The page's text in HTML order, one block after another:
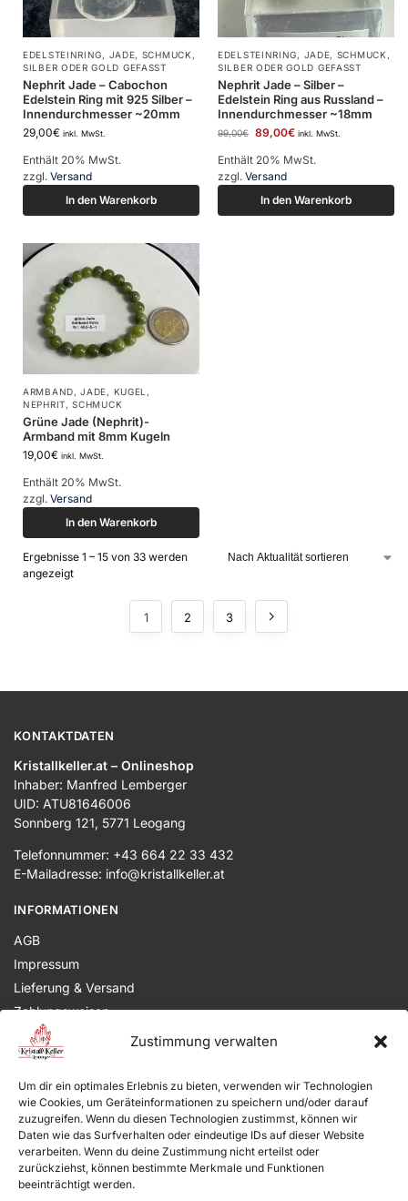
Zustimmung verwalten
Um dir ein optimales Erlebnis zu bieten, verwenden wir Technologien
wie Cookies, um Geräteinformationen zu speichern und/oder darauf
zuzugreifen. Wenn du diesen Technologien zustimmst, können wir
Daten wie das Surfverhalten oder eindeutige IDs auf dieser Website
verarbeiten. Wenn du deine Zustimmung nicht erteilst oder
zurückziehst, können bestimmte Merkmale und Funktionen
beeinträchtigt werden.
EDELSTEINRING, JADE, SCHMUCK ,
SILBER ODER GOLD GEFASST
Nephrit Jade – Cabochon
Edelstein Ring mit 925 Silber –
Innendurchmesser ~20mm
29,00€ inkl. MwSt.
Enthält 20% MwSt.
zzgl. Versand
In den Warenkorb
EDELSTEINRING, JADE, SCHMUCK ,
SILBER ODER GOLD GEFASST
Nephrit Jade – Silber –
Edelstein Ring aus Russland –
Innendurchmesser ~18mm
99,00€ 89,00€ inkl. MwSt.
Enthält 20% MwSt.
zzgl. Versand
In den Warenkorb
ARMBAND,JADE, KUGEL ,
NEPHRIT,SCHMUCK
Grüne Jade (Nephrit)-
Armband mit 8mm Kugeln
19,00€ inkl. MwSt.
Enthält 20% MwSt.
zzgl. Versand
In den Warenkorb
Ergebnisse 1 – 15 von 33 werden
angezeigt
1 2 3
KONTAKTDATEN
Kristallkeller.at – Onlineshop
Inhaber: Manfred Lemberger
UID: ATU81646006
Sonnberg 121, 5771 Leogang
Telefonnummer: +43 664 22 33 432
E-Mailadresse: info@kristallkeller.at
INFORMATIONEN
AGB
Impressum
Lieferung & Versand
Zahlungsweisen
Datenschutz
Widerruf
Kontakt
MEIN KONTO
Mein Konto
Meine Bestellungen